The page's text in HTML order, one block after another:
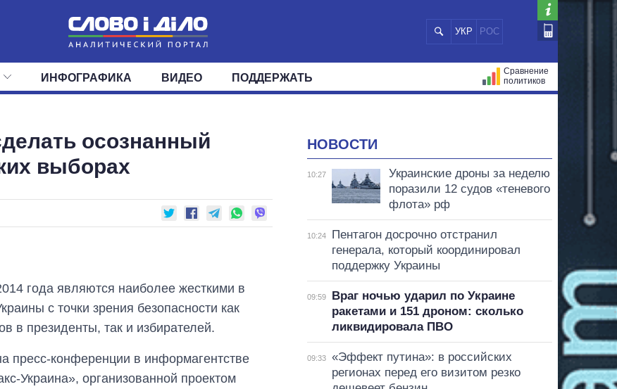
УКР РОС
ПОЛИТИКА ЭКОНОМИКА ОБЩЕСТВО
ДЕПУТАТЫ КОМИТЕТЫ ФРАКЦИИ
ИНФОГРАФИКА ВИДЕО ПОДДЕРЖАТЬ
Сравнение
политиков
осознанный
выборах
года являются наиболее жесткими в
с точки зрения безопасности как
в президенты, так и избирателей.
пресс-конференции в информагентстве
Украина», организованной проектом
НОВОСТИ
10:27
Украинские дроны за неделю
поразили 12 судов «теневого
флота» рф
10:24
Пентагон досрочно отстранил
генерала, который координировал
поддержку Украины
09:59
Враг ночью ударил по Украине
ракетами и 151 дроном: сколько
ликвидировала ПВО
09:33
«Эффект путина»: в российских
регионах перед его визитом резко